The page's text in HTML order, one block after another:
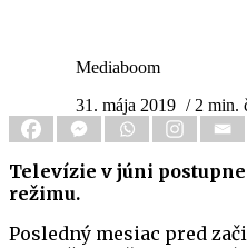
Mediaboom
31. mája 2019 / 2 min.
Televízie v júni
režimu.
Posledný mesiac pred